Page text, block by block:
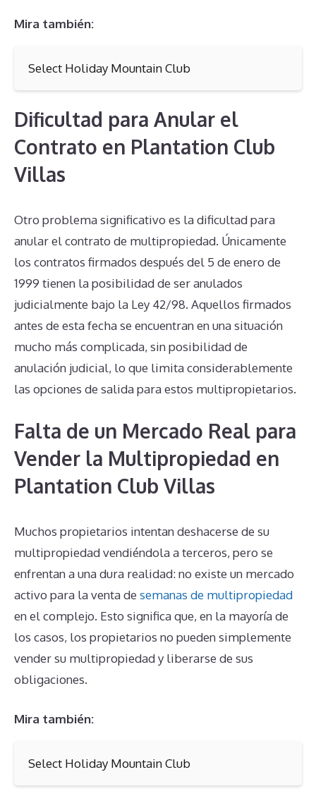
Mira también:
Select Holiday Mountain Club
Dificultad para Anular el
Contrato en Plantation Club
Villas
Otro problema significativo es la dificultad para
anular el contrato de multipropiedad. Únicamente
los contratos firmados después del 5 de enero de
1999 tienen la posibilidad de ser anulados
judicialmente bajo la Ley 42/98. Aquellos firmados
antes de esta fecha se encuentran en una situación
mucho más complicada, sin posibilidad de
anulación judicial, lo que limita considerablemente
las opciones de salida para estos multipropietarios.
Falta de un Mercado Real para
Vender la Multipropiedad en
Plantation Club Villas
Muchos propietarios intentan deshacerse de su
multipropiedad vendiéndola a terceros, pero se
enfrentan a una dura realidad: no existe un mercado
activo para la venta de semanas de multipropiedad
en el complejo. Esto significa que, en la mayoría de
los casos, los propietarios no pueden simplemente
vender su multipropiedad y liberarse de sus
obligaciones.
Mira también:
Select Holiday Mountain Club